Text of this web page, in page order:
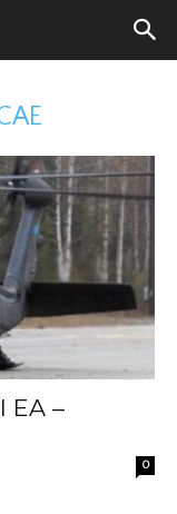
EA –
0